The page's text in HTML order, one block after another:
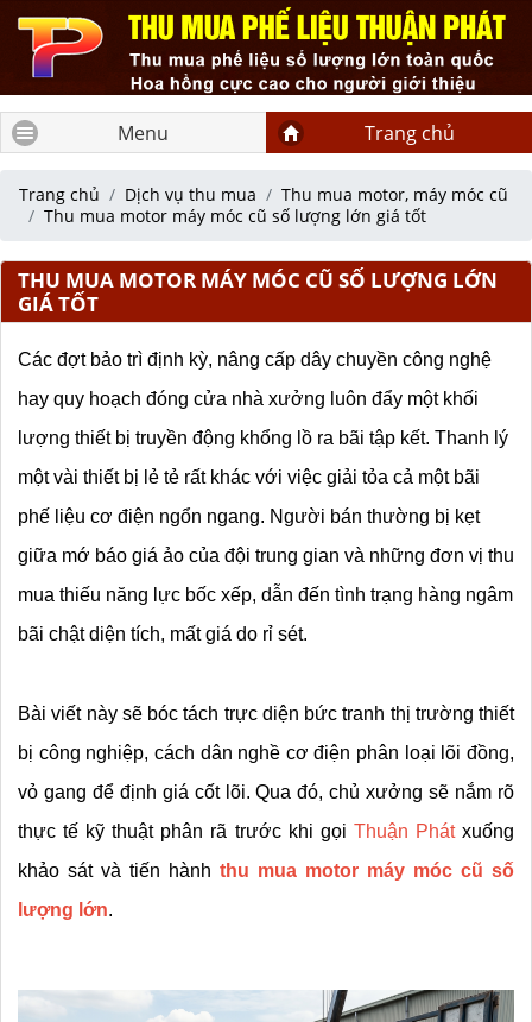
Menu Trang chủ
Trang chủ Dịch vụ thu mua
Thu mua motor, máy móc cũ
Thu mua motor máy móc cũ số lượng lớn giá tốt
THU MUA MOTOR MÁY MÓC CŨ SỐ LƯỢNG LỚN
GIÁ TỐT
Các đợt bảo trì định kỳ, nâng cấp dây chuyền công nghệ
hay quy hoạch đóng cửa nhà xưởng luôn đẩy một khối
lượng thiết bị truyền động khổng lồ ra bãi tập kết. Thanh lý
một vài thiết bị lẻ tẻ rất khác với việc giải tỏa cả một bãi
phế liệu cơ điện ngổn ngang. Người bán thường bị kẹt
giữa mớ báo giá ảo của đội trung gian và những đơn vị thu
mua thiếu năng lực bốc xếp, dẫn đến tình trạng hàng ngâm
bãi chật diện tích, mất giá do rỉ sét.
Bài viết này sẽ bóc tách trực diện bức tranh thị trường thiết
bị công nghiệp, cách dân nghề cơ điện phân loại lõi đồng,
vỏ gang để định giá cốt lõi. Qua đó, chủ xưởng sẽ nắm rõ
thực tế kỹ thuật phân rã trước khi gọi Thuận Phát xuống
khảo sát và tiến hành thu mua motor máy móc cũ số
lượng lớn.